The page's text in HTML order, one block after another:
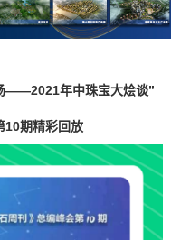
——2021年中珠宝大烩谈”
10期精彩回放